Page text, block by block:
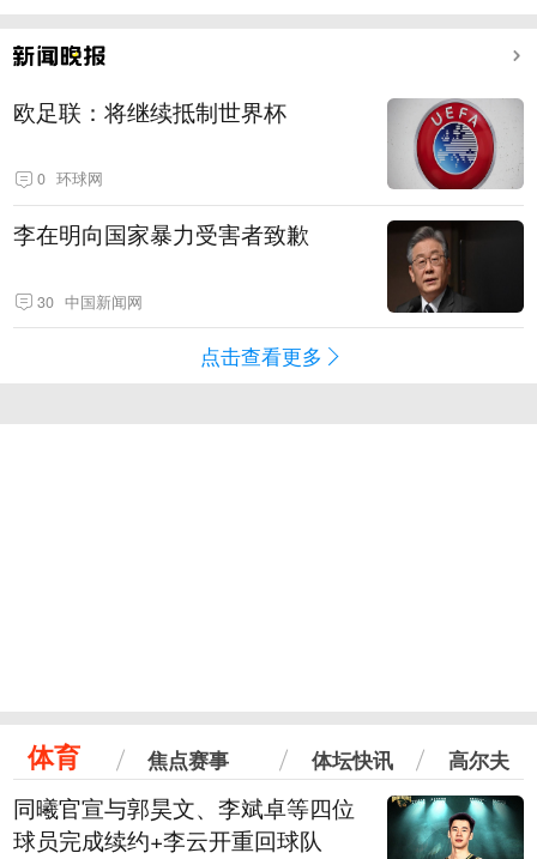
欧足联：将继续抵制世界杯
0 环球网
李在明向国家暴力受害者致歉
30 中国新闻网
点击查看更多
体育 焦点赛事 体坛快讯 高尔夫
同曦官宣与郭昊文、李斌卓等四位
球员完成续约+李云开重回球队